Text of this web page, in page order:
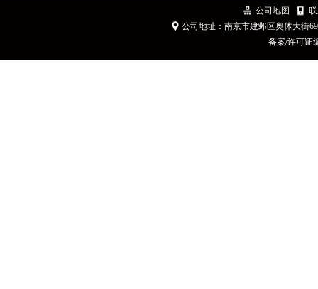
公司地图
公司地址：南京市建邺区奥体大街
备案/许可证